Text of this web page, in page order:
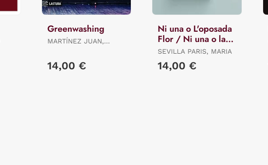
Greenwashing
MARTÍNEZ JUAN,
14,00 €
Ni una o L'oposada
Flor / Ni una o la
Opuesta Flor.
SEVILLA PARIS, MARIA
14,00 €